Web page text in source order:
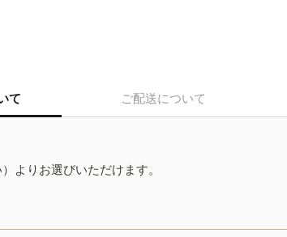
て ご配送について
よりお選びいただけます。